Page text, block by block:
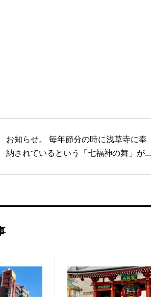
お知らせ。 毎年節分の時に浅草寺に奉
納されているという「七福神の舞」が...